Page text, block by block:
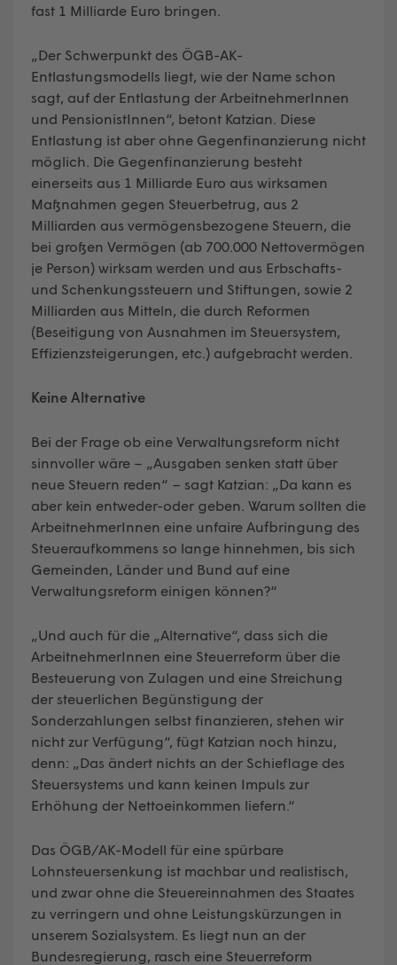
fast 1 Milliarde Euro bringen.
„Der Schwerpunkt des ÖGB-AK-
Entlastungsmodells liegt, wie der Name schon
sagt, auf der Entlastung der ArbeitnehmerInnen
und PensionistInnen“, betont Katzian. Diese
Entlastung ist aber ohne Gegenfinanzierung nicht
möglich. Die Gegenfinanzierung besteht
einerseits aus 1 Milliarde Euro aus wirksamen
Maßnahmen gegen Steuerbetrug, aus 2
Milliarden aus vermögensbezogene Steuern, die
bei großen Vermögen (ab 700.000 Nettovermögen
je Person) wirksam werden und aus Erbschafts-
und Schenkungssteuern und Stiftungen, sowie 2
Milliarden aus Mitteln, die durch Reformen
(Beseitigung von Ausnahmen im Steuersystem,
Effizienzsteigerungen, etc.) aufgebracht werden.
Keine Alternative
Bei der Frage ob eine Verwaltungsreform nicht
sinnvoller wäre – „Ausgaben senken statt über
neue Steuern reden“ – sagt Katzian: „Da kann es
aber kein entweder-oder geben. Warum sollten die
ArbeitnehmerInnen eine unfaire Aufbringung des
Steueraufkommens so lange hinnehmen, bis sich
Gemeinden, Länder und Bund auf eine
Verwaltungsreform einigen können?“
„Und auch für die „Alternative“, dass sich die
ArbeitnehmerInnen eine Steuerreform über die
Besteuerung von Zulagen und eine Streichung
der steuerlichen Begünstigung der
Sonderzahlungen selbst finanzieren, stehen wir
nicht zur Verfügung“, fügt Katzian noch hinzu,
denn: „Das ändert nichts an der Schieflage des
Steuersystems und kann keinen Impuls zur
Erhöhung der Nettoeinkommen liefern.“
Das ÖGB/AK-Modell für eine spürbare
Lohnsteuersenkung ist machbar und realistisch,
und zwar ohne die Steuereinnahmen des Staates
zu verringern und ohne Leistungskürzungen in
unserem Sozialsystem. Es liegt nun an der
Bundesregierung, rasch eine Steuerreform